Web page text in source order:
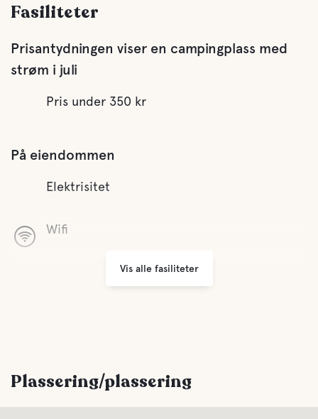
Fasiliteter
Prisantydningen viser en campingplass med
strøm i juli
Pris under 350 kr
På eiendommen
Elektrisitet
Wifi
Vis alle fasiliteter
Plassering/plassering